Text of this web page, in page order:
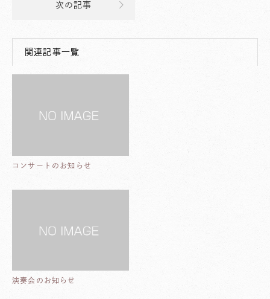
次の記事
関連記事一覧
コンサートのお知らせ
演奏会のお知らせ